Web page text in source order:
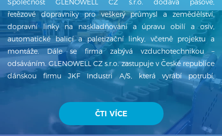
Společnost GLENOWELL CZ s.r.o. dodává pásové,
řetězové dopravníky pro veškerý průmysl a zemědělství,
dopravní linky na naskladňování a úpravu obilí a osiv,
automatické balicí a paletizační linky, včetně projektu a
montáže. Dále se firma zabývá vzduchotechnikou –
odsáváním. GLENOWELL CZ s.r.o. zastupuje v České republice
dánskou firmu JKF Industri A/S, která vyrábí potrubí,
ventilátory, cyklony, filtry a další produkty z oblasti
vzduchotechniky. GLENOWELL CZ s.r.o. má několikaletou
tradici a od svého založení v roce 1996 firma dynamicky
exportuje na zahraniční trhy – Kanada, Japonsko, Německo,
ČTI VÍCE